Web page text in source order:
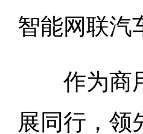
智能网联汽
作为商用
展同行，领